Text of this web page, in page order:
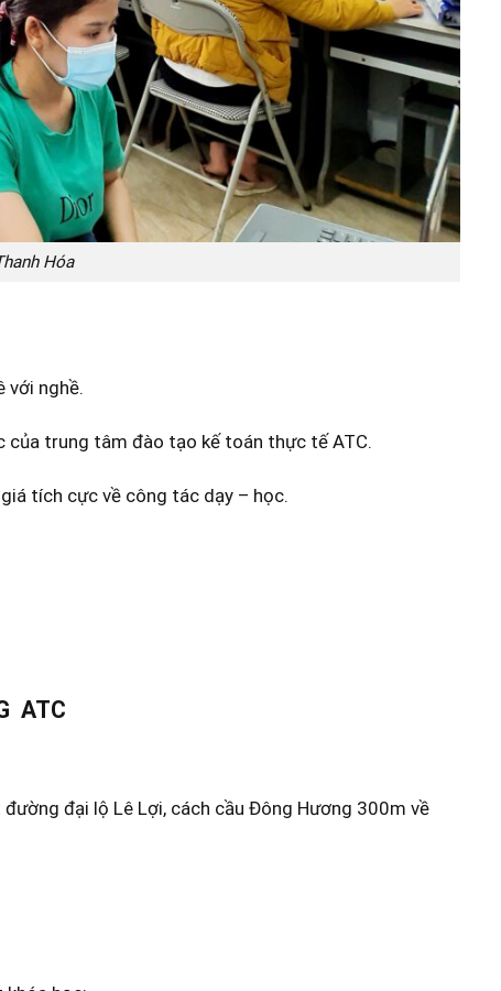
Hóa
với nghề.
của trung tâm đào tạo kế toán thực tế ATC.
tích cực về công tác dạy – học.
ATC
đại lộ Lê Lợi, cách cầu Đông Hương 300m về